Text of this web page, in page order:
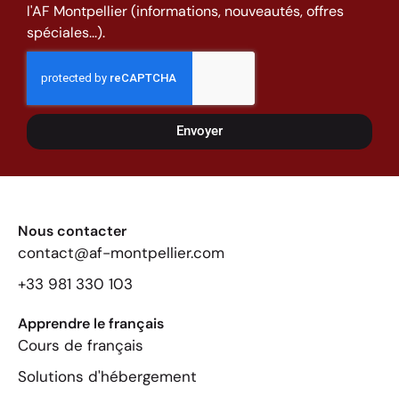
l'AF Montpellier (informations, nouveautés, offres
spéciales...).
Envoyer
Nous contacter
contact@af-montpellier.com
+33 981 330 103
Apprendre le français
Cours de français
Solutions d'hébergement